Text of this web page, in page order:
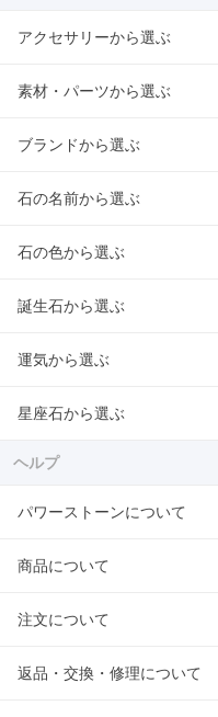
アクセサリーから選ぶ
素材・パーツから選ぶ
ブランドから選ぶ
石の名前から選ぶ
石の色から選ぶ
誕生石から選ぶ
運気から選ぶ
星座石から選ぶ
ヘルプ
パワーストーンについて
商品について
注文について
返品・交換・修理について